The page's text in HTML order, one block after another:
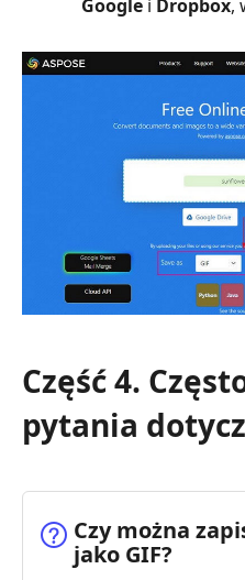
Google i Dropbox,
Część 4.
pytania
Czy można
jako GIF?